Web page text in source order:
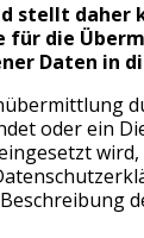
stellt daher
für die
Daten in
oder ein